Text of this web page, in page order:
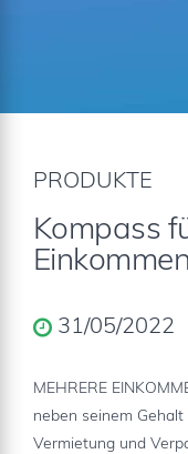
PRODUKTE
Kompass
Einkommen
31/05/2022
MEHRERE
neben seinem
Vermietung und